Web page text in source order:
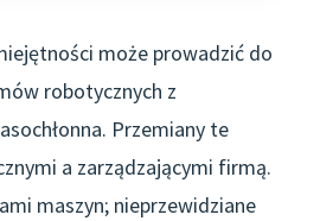
może prowadzić do
robotycznych z
Przemiany te
a zarządzającymi firmą.
maszyn; nieprzewidziane